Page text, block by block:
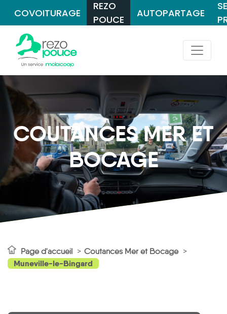
COVOITURAGE
REZO
POUCE
AUTOPARTAGE
COUTANCES MER ET
BOCAGE
Page d'accueil Coutances Mer et Bocage
Muneville-le-Bingard